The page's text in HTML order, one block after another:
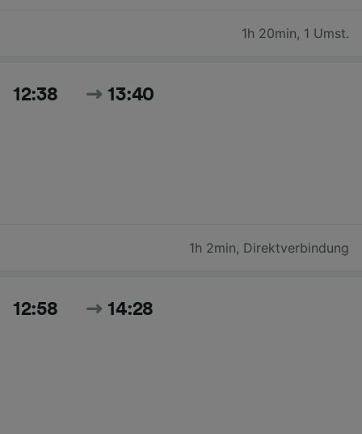
1h 20min, 1 Umst.
12:38 13:40
1h 2min, Direktverbindung
12:58 14:28